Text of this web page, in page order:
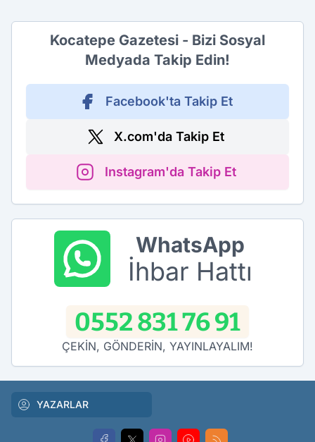
Kocatepe Gazetesi - Bizi Sosyal
Medyada Takip Edin!
Facebook'ta Takip Et
X.com'da Takip Et
Instagram'da Takip Et
WhatsApp
İhbar Hattı
0552 831 76 91
ÇEKİN, GÖNDERİN, YAYINLAYALIM!
YAZARLAR